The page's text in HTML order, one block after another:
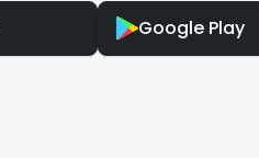
Google Play